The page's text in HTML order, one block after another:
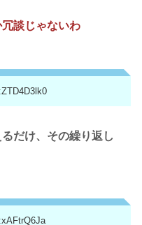
談じゃないわ
だけ、その繰り返し